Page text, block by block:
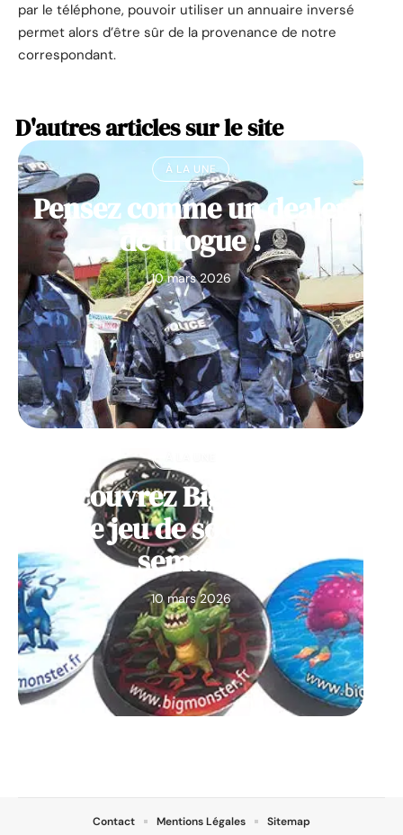
par le téléphone, pouvoir utiliser un annuaire inversé
permet alors d’être sûr de la provenance de notre
correspondant.
D'autres articles sur le site
À LA UNE
Pensez comme un dealer
de drogue !
10 mars 2026
Découvrez Big Monster,
notre jeu de société de la
semaine
10 mars 2026
Contact Mentions Légales Sitemap